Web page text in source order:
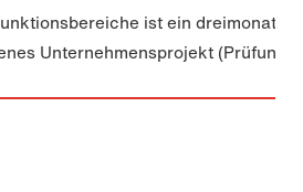
ist ein
Unternehmensprojekt